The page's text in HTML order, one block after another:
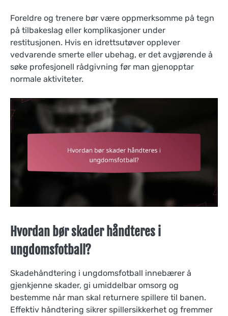
Foreldre og trenere bør være oppmerksomme på tegn
på tilbakeslag eller komplikasjoner under
restitusjonen. Hvis en idrettsutøver opplever
vedvarende smerte eller ubehag, er det avgjørende å
søke profesjonell rådgivning før man gjenopptar
normale aktiviteter.
Hvordan bør skader håndteres i
ungdomsfotball?
Skadehåndtering i ungdomsfotball innebærer å
gjenkjenne skader, gi umiddelbar omsorg og
bestemme når man skal returnere spillere til banen.
Effektiv håndtering sikrer spillersikkerhet og fremmer